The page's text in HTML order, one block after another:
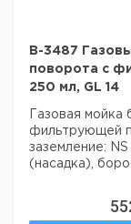
B-3487
поворота с
250 мл, GL 14
Газовая мойка
фильтрующей
заземление:
(насадка),